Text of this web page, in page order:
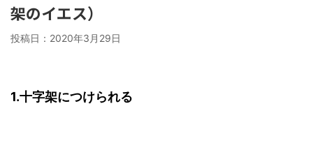
架のイエス）
投稿日： 2020年3月29日
1.十字架につけられる